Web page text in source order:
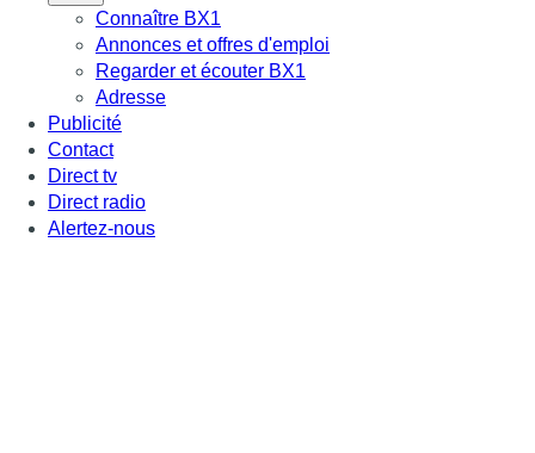
Connaître BX1
Annonces et offres d'emploi
Regarder et écouter BX1
Adresse
Publicité
Contact
Direct tv
Direct radio
Alertez-nous